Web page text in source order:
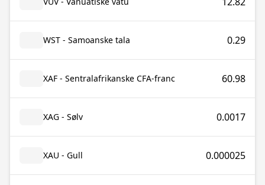
WST - Samoanske tala 0.29
XAF - Sentralafrikanske CFA-franc 60.98
XAG - Sølv 0.0017
XAU - Gull 0.000025